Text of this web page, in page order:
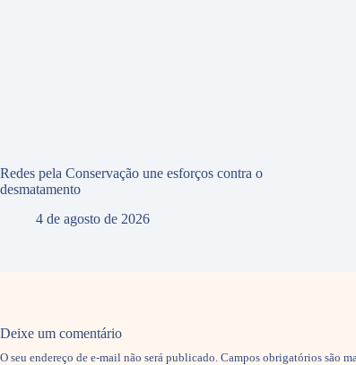
Redes pela Conservação une esforços contra o
desmatamento
4 de agosto de 2026
Deixe um comentário
O seu endereço de e-mail não será publicado. Campos obrigatórios são